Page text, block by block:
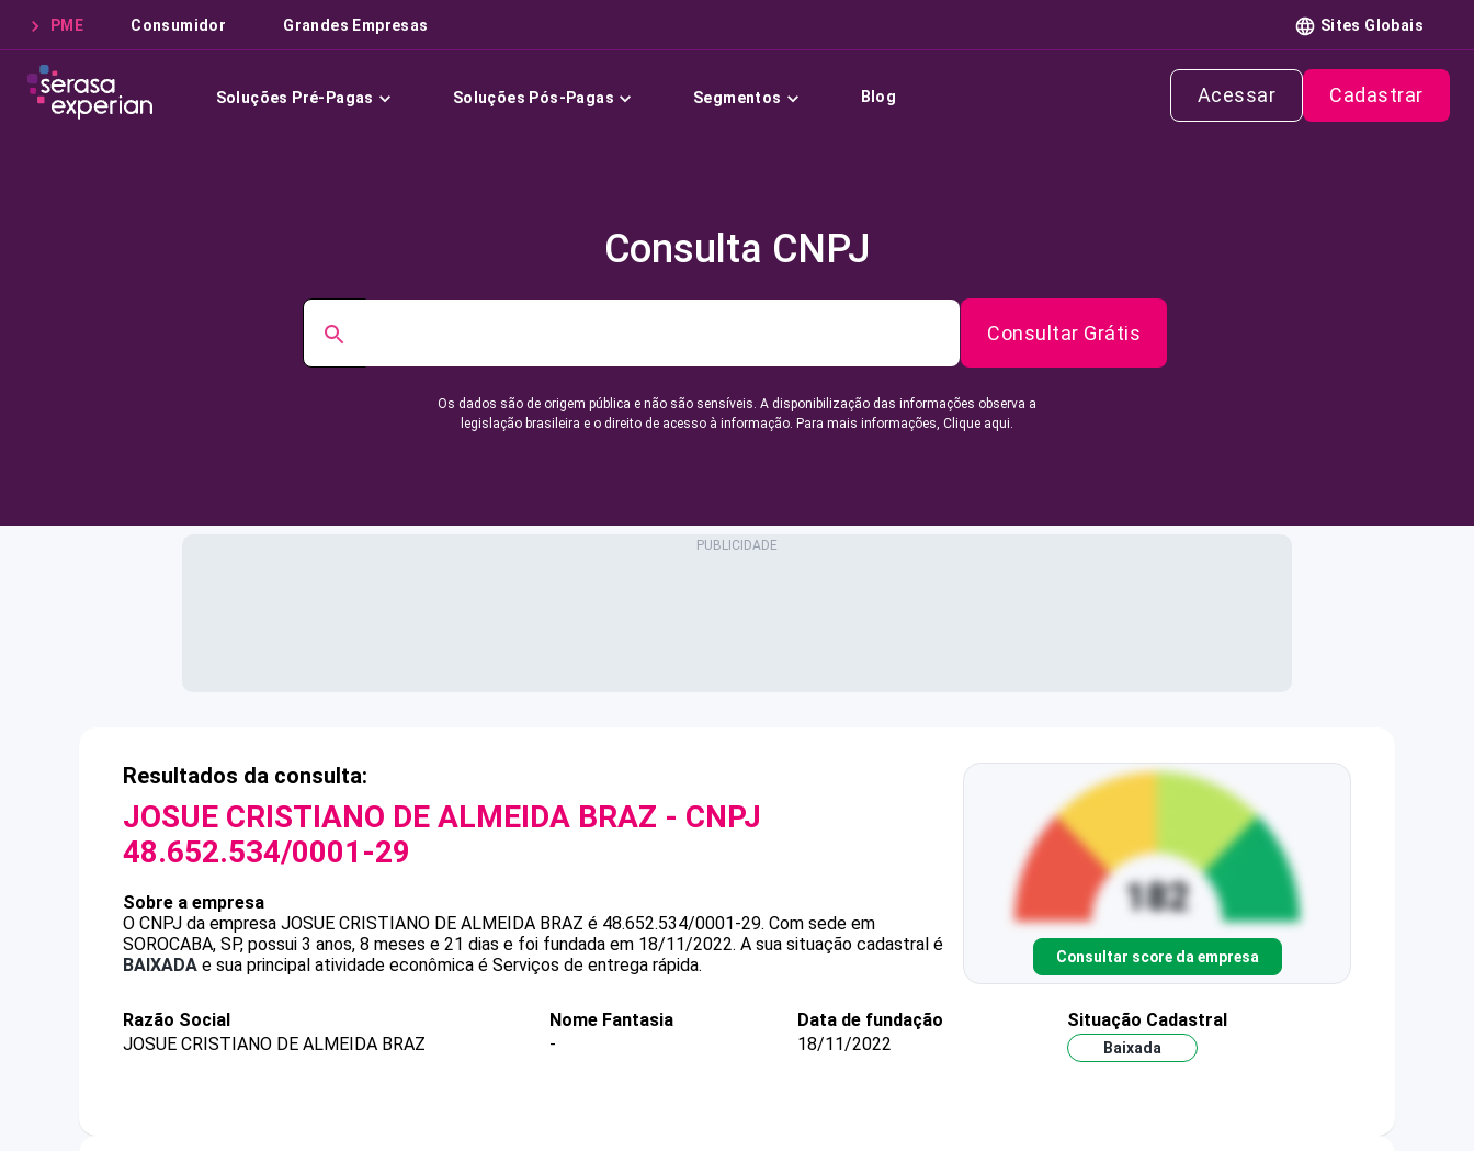
PME Consumidor Grandes Empresas Sites Globais
Soluções Pré-Pagas Soluções Pós-Pagas Segmentos Blog Acessar Cadastrar
Consulta CNPJ
Consultar Grátis
Os dados são de origem pública e não são sensíveis. A disponibilização das informações observa a
legislação brasileira e o direito de acesso à informação. Para mais informações, Clique aqui.
Resultados da consulta:
JOSUE CRISTIANO DE ALMEIDA BRAZ - CNPJ
48.652.534/0001-29
Sobre a empresa
O CNPJ da empresa JOSUE CRISTIANO DE ALMEIDA BRAZ é 48.652.534/0001-29. Com sede em
SOROCABA, SP, possui 3 anos, 8 meses e 21 dias e foi fundada em 18/11/2022. A sua situação cadastral é
BAIXADA e sua principal atividade econômica é Serviços de entrega rápida. Consultar score da empresa
Razão Social
JOSUE CRISTIANO DE ALMEIDA BRAZ
Nome Fantasia
-
Data de fundação
18/11/2022
Situação Cadastral
Baixada